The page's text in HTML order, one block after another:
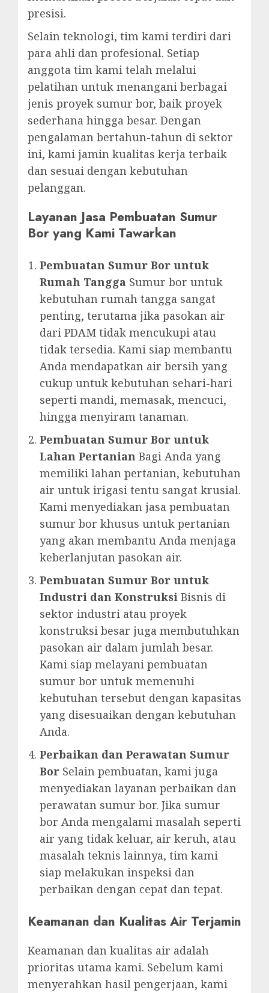
presisi.
Selain teknologi, tim kami terdiri dari
para ahli dan profesional. Setiap
anggota tim kami telah melalui
pelatihan untuk menangani berbagai
jenis proyek sumur bor, baik proyek
sederhana hingga besar. Dengan
pengalaman bertahun-tahun di sektor
ini, kami jamin kualitas kerja terbaik
dan sesuai dengan kebutuhan
pelanggan.
Layanan Jasa Pembuatan Sumur
Bor yang Kami Tawarkan
Pembuatan Sumur Bor untuk
Rumah Tangga Sumur bor untuk
kebutuhan rumah tangga sangat
penting, terutama jika pasokan air
dari PDAM tidak mencukupi atau
tidak tersedia. Kami siap membantu
Anda mendapatkan air bersih yang
cukup untuk kebutuhan sehari-hari
seperti mandi, memasak, mencuci,
hingga menyiram tanaman.
Pembuatan Sumur Bor untuk
Lahan Pertanian Bagi Anda yang
memiliki lahan pertanian, kebutuhan
air untuk irigasi tentu sangat krusial.
Kami menyediakan jasa pembuatan
sumur bor khusus untuk pertanian
yang akan membantu Anda menjaga
keberlanjutan pasokan air.
Pembuatan Sumur Bor untuk
Industri dan Konstruksi Bisnis di
sektor industri atau proyek
konstruksi besar juga membutuhkan
pasokan air dalam jumlah besar.
Kami siap melayani pembuatan
sumur bor untuk memenuhi
kebutuhan tersebut dengan kapasitas
yang disesuaikan dengan kebutuhan
Anda.
Perbaikan dan Perawatan Sumur
Bor Selain pembuatan, kami juga
menyediakan layanan perbaikan dan
perawatan sumur bor. Jika sumur
bor Anda mengalami masalah seperti
air yang tidak keluar, air keruh, atau
masalah teknis lainnya, tim kami
siap melakukan inspeksi dan
perbaikan dengan cepat dan tepat.
Keamanan dan Kualitas Air Terjamin
Keamanan dan kualitas air adalah
prioritas utama kami. Sebelum kami
menyerahkan hasil pengerjaan, kami